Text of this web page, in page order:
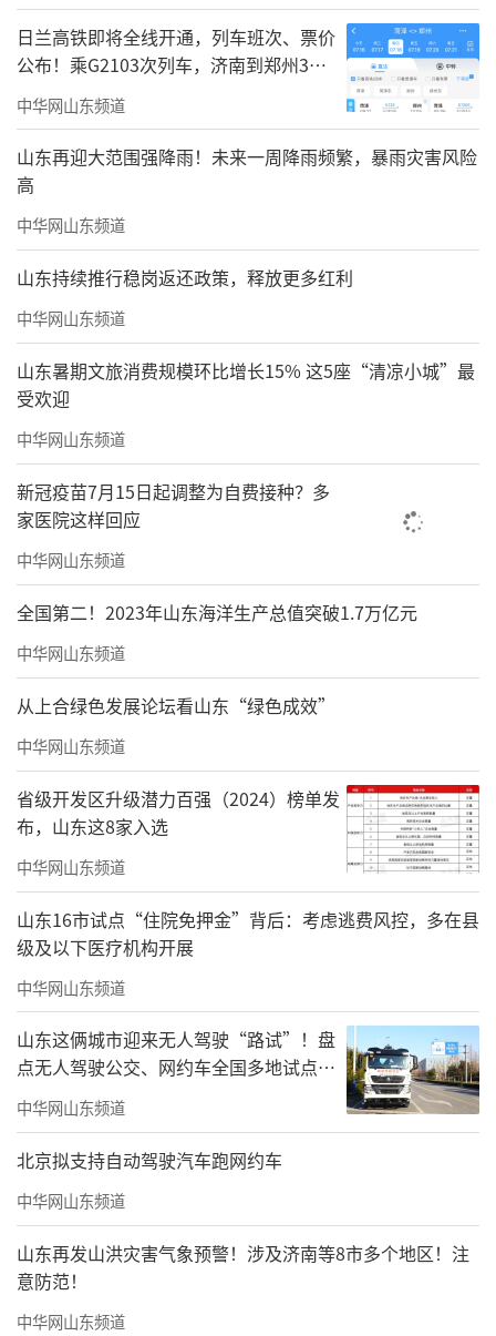
鉴于当时民办高校没有被批准可以报考医
师资格的专业，在山东中西医结合大学成立
后，原国家教委、卫生部和中医药管理局三部
门为学校特批了“农村中医医疗（中西医结合
方向）”专业，成为迄今为止全国唯一面向农
村、可准考医师资格的专业。这充分证明了国
家对父子二人开展农村医疗扶贫、首创中西医
结合特色教育的高度认可。
采访中，山东力明科技职业学院党委常务
副书记、代院长刘晓臣教授介绍，在40年的办
学历史当中，学校实现了跨越式发展，成为全
国规模最大的民办医学类院校之一。目前学校
拥有各类学生3万余名，1000多名教职工，下设
中医药学院、口腔医学院、康复学院、护理学
院、文旅学院、人工智能学院、智能会计学院
等12个二级学院，开设了70个国家计划内统招
专业。其中，2005年，经教育部、卫生部、国
家中医药管理局批准，学校开设了中西医结
合、临床医学、口腔医学、中医学、针灸推拿
等准考医师资格考试的医学专业。
“学校与全国同类学校相比，开设医学专
业最多最全。除此之外，学校还开设了早期教
育专业，这也是师范类的国控专业，非常难
得。”刘晓臣说。
由于国家未再统一设置“中西医结合”专
业，为支持力明学院持续开展中西医结合教
育，2009年，教育主管部门特批力明学院举办
临床医学和中医学双专业教育和毕业资格，此
日兰高铁即将全线开通，列车班次、票价
公布！乘G2103次列车，济南到郑州3小
时到达
中华网山东频道
山东再迎大范围强降雨！未来一周降雨频繁，暴雨灾害风险
高
中华网山东频道
山东持续推行稳岗返还政策，释放更多红利
中华网山东频道
山东暑期文旅消费规模环比增长15% 这5座“清凉小城”最
受欢迎
中华网山东频道
新冠疫苗7月15日起调整为自费接种？多
家医院这样回应
中华网山东频道
全国第二！2023年山东海洋生产总值突破1.7万亿元
中华网山东频道
从上合绿色发展论坛看山东“绿色成效”
中华网山东频道
省级开发区升级潜力百强（2024）榜单发
布，山东这8家入选
中华网山东频道
山东16市试点“住院免押金”背后：考虑逃费风控，多在县
级及以下医疗机构开展
中华网山东频道
山东这俩城市迎来无人驾驶“路试”！盘
点无人驾驶公交、网约车全国多地试点之
路
中华网山东频道
北京拟支持自动驾驶汽车跑网约车
中华网山东频道
山东再发山洪灾害气象预警！涉及济南等8市多个地区！注
意防范！
中华网山东频道